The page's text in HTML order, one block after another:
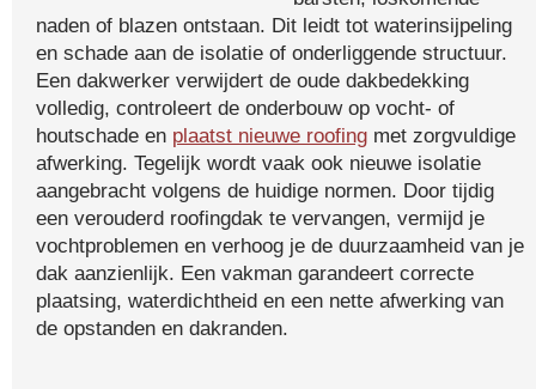
naden of blazen ontstaan. Dit leidt tot waterinsijpeling
en schade aan de isolatie of onderliggende structuur.
Een dakwerker verwijdert de oude dakbedekking
volledig, controleert de onderbouw op vocht- of
houtschade en plaatst nieuwe roofing met zorgvuldige
afwerking. Tegelijk wordt vaak ook nieuwe isolatie
aangebracht volgens de huidige normen. Door tijdig
een verouderd roofingdak te vervangen, vermijd je
vochtproblemen en verhoog je de duurzaamheid van je
dak aanzienlijk. Een vakman garandeert correcte
plaatsing, waterdichtheid en een nette afwerking van
de opstanden en dakranden.